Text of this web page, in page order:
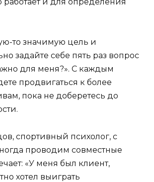
то значимую цель и
задайте себе пять раз вопрос
для меня?». С каждым
продвигаться к более
пока не доберетесь до
спортивный психолог, с
проводим совместные
«У меня был клиент,
хотел выиграть